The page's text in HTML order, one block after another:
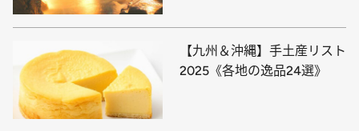
犬家にうれしい宿も
【九州＆沖縄】手土産リスト
2025《各地の逸品24選》